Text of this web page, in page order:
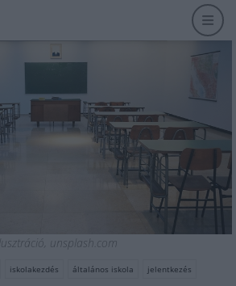
Illusztráció, unsplash.com
iskolakezdés általános iskola jelentkezés